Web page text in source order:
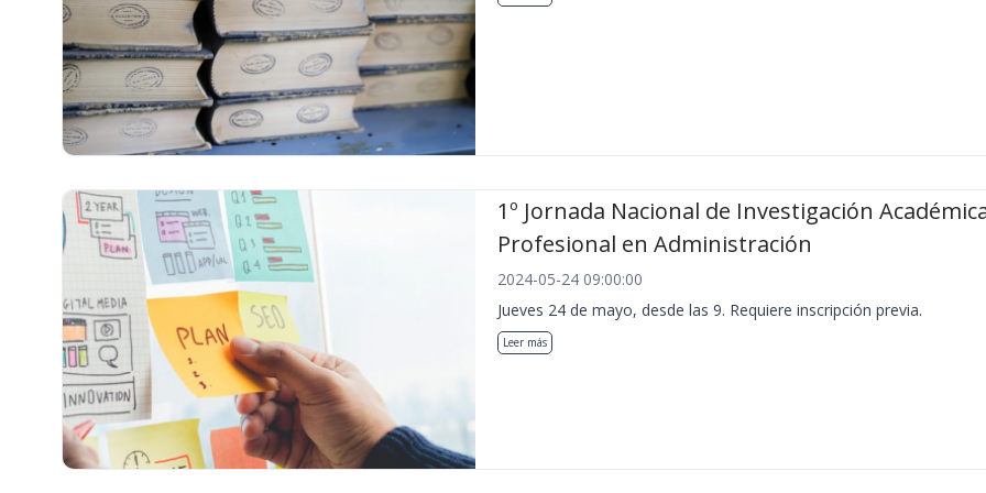
1º Jornada Nacional de Investigación
Profesional en Administración
2024-05-24 09:00:00
Jueves 24 de mayo, desde las 9. Requiere inscripción previa.
Leer más